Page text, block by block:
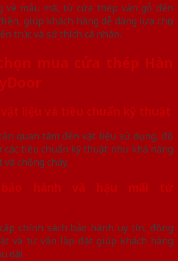
về mẫu mã, từ cửa thép vân gỗ đến
giúp khách hàng dễ dàng lựa chọn
trúc và sở thích cá nhân.
mua cửa thép Hàn
liệu và tiêu chuẩn kỹ thuật
quan tâm đến vật liệu sử dụng, độ
các tiêu chuẩn kỹ thuật như khả năng
và chống cháy.
hành và hậu mãi từ
chính sách bảo hành uy tín, đồng
và tư vấn lắp đặt giúp khách hàng
dài.